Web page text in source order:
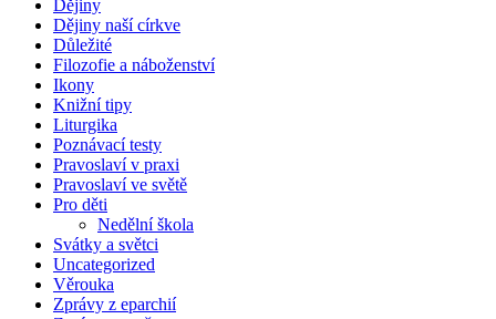
Dějiny
Dějiny naší církve
Důležité
Filozofie a náboženství
Ikony
Knižní tipy
Liturgika
Poznávací testy
Pravoslaví v praxi
Pravoslaví ve světě
Pro děti
Nedělní škola
Svátky a světci
Uncategorized
Věrouka
Zprávy z eparchií